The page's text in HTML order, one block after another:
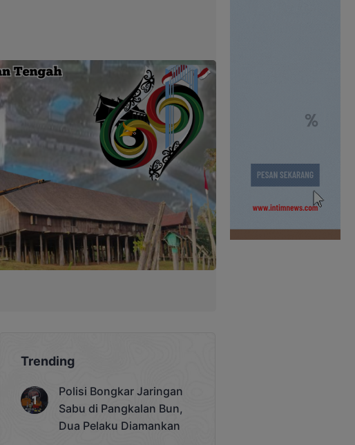
Trending
Polisi Bongkar Jaringan
Sabu di Pangkalan Bun,
Dua Pelaku Diamankan